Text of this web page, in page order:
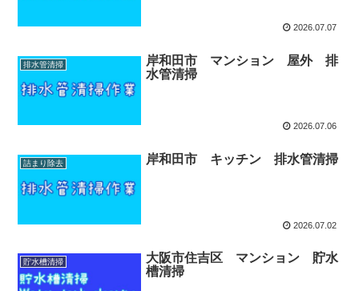
2026.07.07
排水管清掃
岸和田市 マンション 屋外 排
水管清掃
2026.07.06
詰まり除去 岸和田市 キッチン 排水管清掃
2026.07.02
貯水槽清掃
大阪市住吉区 マンション 貯水
槽清掃